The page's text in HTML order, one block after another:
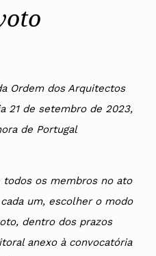
Ordem dos Arquitectos
21 de setembro de 2023,
de Portugal
todos os membros no ato
um, escolher o modo
dentro dos prazos
anexo à convocatória